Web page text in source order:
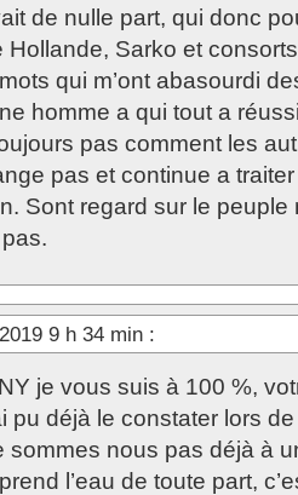
de nulle part, qui donc
Hollande, Sarko et
qui m’ont abasourdi
homme a qui tout a
pas comment les
pas et continue a
Sont regard sur le
9 h 34 min :
je vous suis à 100 %,
pu déjà le constater lors
sommes nous pas déjà à
l’eau de toute part,